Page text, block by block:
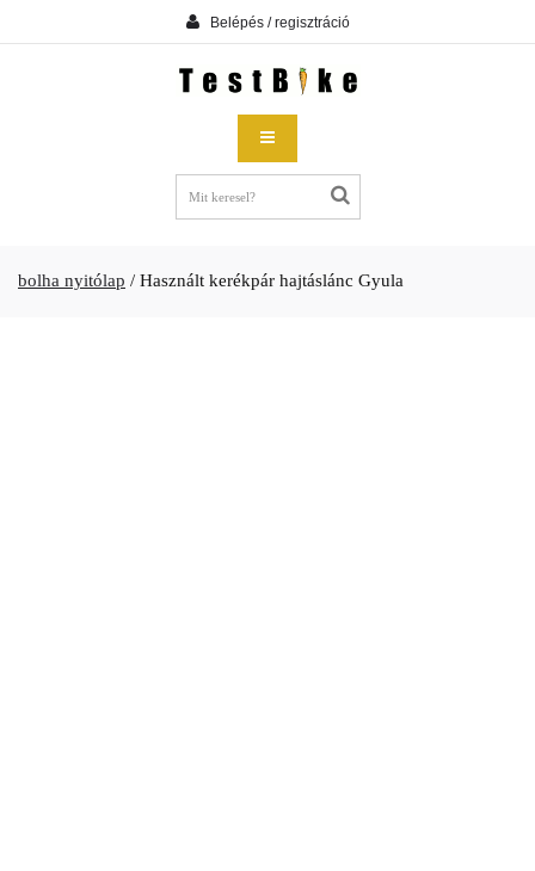
Belépés / regisztráció
bolha nyitólap / Használt kerékpár hajtáslánc Gyula